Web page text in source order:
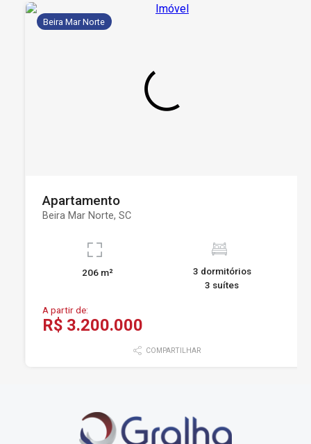
Beira Mar Norte
Apartamento
Beira Mar Norte, SC
206 m²
3 dormitórios
3 suítes
A partir de:
R$ 3.200.000
COMPARTILHAR